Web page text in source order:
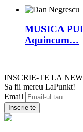
MUSICA
Aquincum…
INSCRIE-TE LA
Sa fii mereu LaPunkt!
Email